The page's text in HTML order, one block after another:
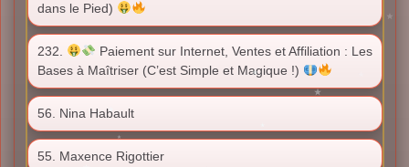
dans le Pied)
232.
Paiement sur Internet, Ventes et Affiliation : Les
Bases à Maîtriser (C’est Simple et Magique !)
56. Nina Habault
55. Maxence Rigottier